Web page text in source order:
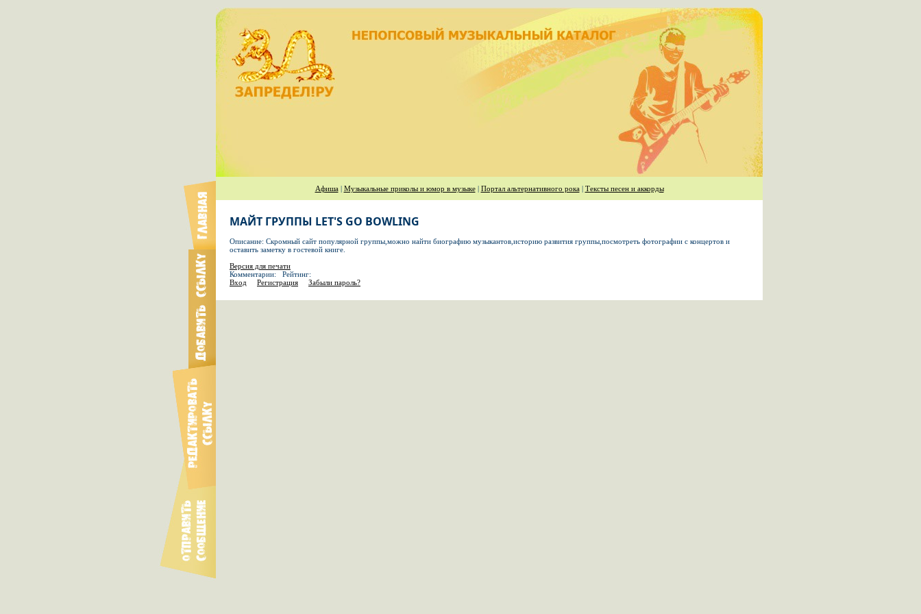
Афиша| Музыкальные приколы и юмор в музыке| Портал альтернативного рока| Тексты песен и аккорды
МАЙТ ГРУППЫ LET'S GO BOWLING
Описание: Скромный сайт популярной группы,можно найти биографию музыкантов,историю развития группы,посмотреть фотографии с концертов и
оставить заметку в гостевой книге.
Версия для печати
Комментарии: Рейтинг:
Вход
Регистрация Забыли пароль?